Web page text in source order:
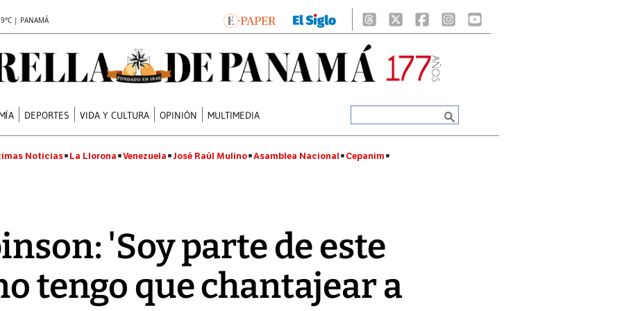
| PANAMÁ
DEPORTES VIDA Y CULTURA OPINIÓN MULTIMEDIA
Noticias La Llorona Venezuela José Raúl Mulino Asamblea Nacional Cepanim
'Soy parte de este
tengo que chantajear a